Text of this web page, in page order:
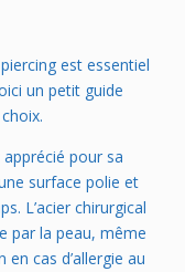
est essentiel
un petit guide
pour sa
surface polie et
L’acier chirurgical
par la peau, même
en cas d’allergie au